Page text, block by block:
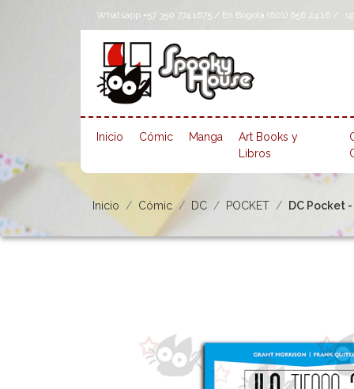
Whatsapp +57 350 774 1675 / En Bogotá (601) 656 24 16 /
Inicio Cómic Manga
Art Books y
Libros
Inicio Cómic DC POCKET DC Pocket